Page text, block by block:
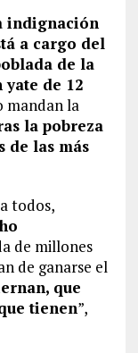
indignación
a cargo del
de la
de 12
mandan la
la pobreza
de las más
todos,
de millones
de ganarse el
que
tienen”,